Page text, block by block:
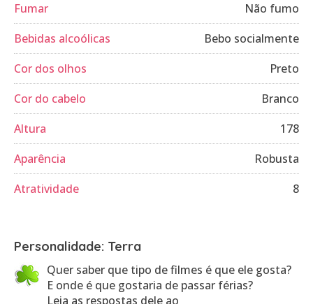
Fumar
Não fumo
Bebidas alcoólicas
Bebo socialmente
Cor dos olhos
Preto
Cor do cabelo
Branco
Altura
178
Aparência
Robusta
Atratividade
8
Personalidade: Terra
Quer saber que tipo de filmes é que ele gosta?
E onde é que gostaria de passar férias?
Leia as respostas dele ao